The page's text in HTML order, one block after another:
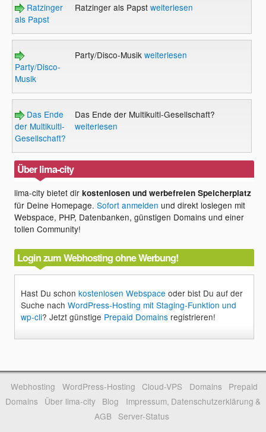
Ratzinger
als Papst
Ratzinger als Papst weiterlesen
Party/Disco-
Musik
Party/Disco-Musik weiterlesen
Das Ende
der Multikulti-
Gesellschaft?
Das Ende der Multikulti-Gesellschaft?
weiterlesen
Über lima-city
lima-city bietet dirkostenlosen und werbefreien Speicherplatz
für Deine Homepage.Sofort anmelden und direkt loslegen mit
Webspace, PHP, Datenbanken, günstigen Domains und einer
tollen Community!
Login zum Webhosting ohne Werbung!
Hast Du schonkostenlosen Webspace oder bist Du auf der
Suche nachWordPress-Hosting mit Staging-Funktion und
wp-cli? Jetzt günstige Prepaid Domains registrieren!
Webhosting WordPress-Hosting Cloud-VPS Domains
Prepaid
Domains
Über lima-city Blog
Impressum, Datenschutzerklärung &
AGB
Server-Status